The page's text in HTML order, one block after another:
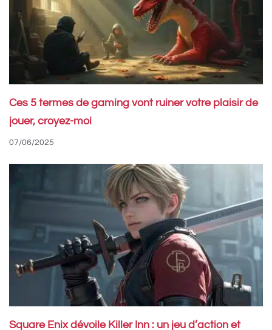
Ces 5 termes de gaming vont ruiner votre plaisir de
jouer, croyez-moi
07/06/2025
Square Enix dévoile Killer Inn : un jeu d’action et